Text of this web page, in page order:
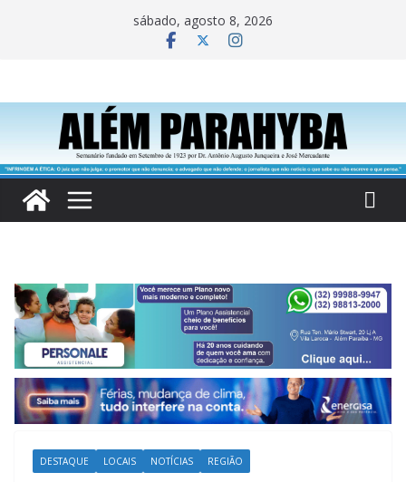
sábado, agosto 8, 2026
DESTAQUE LOCAIS NOTÍCIAS REGIÃO